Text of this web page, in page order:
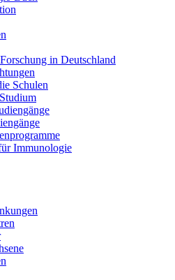
in Deutschland
Schulen
Immunologie